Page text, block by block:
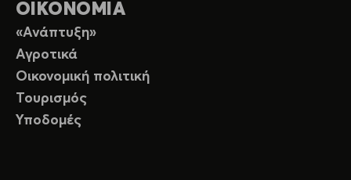
ΟΙΚΟΝΟΜΙΑ
«Ανάπτυξη»
Αγροτικά
Οικονομική πολιτική
Τουρισμός
Υποδομές